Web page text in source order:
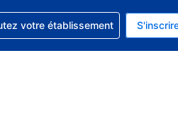
devise actuelle est celle-ci
Votre langue actuelle
de l'aide concernant votre
votre établissement